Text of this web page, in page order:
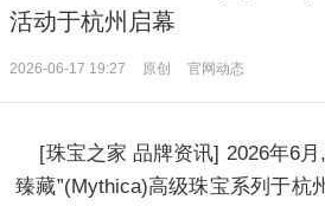
活动于杭州启幕
2026-06-17 19:27 原创 官网动态
[珠宝之家 品牌资讯] 2026年6月
臻藏”(Mythica)高级珠宝系列于杭